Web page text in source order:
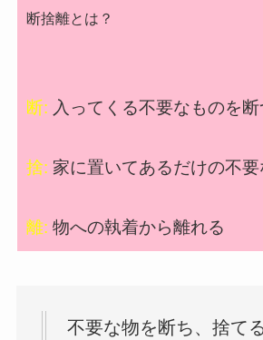
断捨離とは？
断: 入ってくる不要なものを断
捨: 家に置いてあるだけの不
離: 物への執着から離れる
不要な物を断ち、捨て